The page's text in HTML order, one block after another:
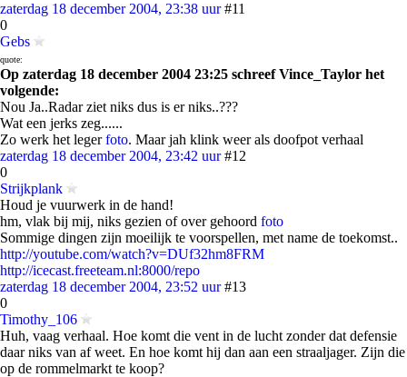
zaterdag 18 december 2004, 23:38 uur #11
0
Gebs
quote:
Op zaterdag 18 december 2004 23:25 schreef Vince_Taylor het
volgende:
Nou Ja..Radar ziet niks dus is er niks..???
Wat een jerks zeg......
Zo werk het legerfoto. Maar jah klink weer als doofpot verhaal
zaterdag 18 december 2004, 23:42 uur #12
0
Strijkplank
Houd je vuurwerk in de hand!
hm, vlak bij mij, niks gezien of over gehoord foto
Sommige dingen zijn moeilijk te voorspellen, met name de toekomst..
http://youtube.com/watch?v=DUf32hm8FRM
http://icecast.freeteam.nl:8000/repo
zaterdag 18 december 2004, 23:52 uur #13
0
Timothy_106
Huh, vaag verhaal. Hoe komt die vent in de lucht zonder dat defensie
daar niks van af weet. En hoe komt hij dan aan een straaljager. Zijn die
op de rommelmarkt te koop?